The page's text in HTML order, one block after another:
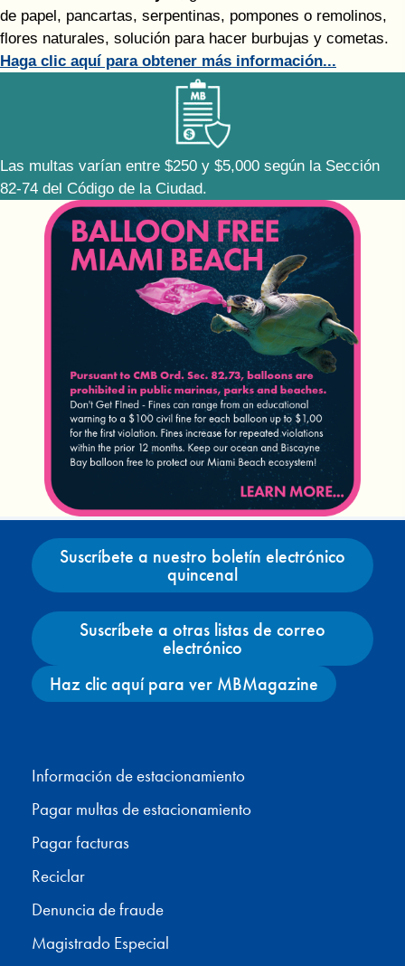
de papel, pancartas, serpentinas, pompones o remolinos,
flores naturales, solución para hacer burbujas y cometas.
Haga clic aquí para obtener más información...
Las multas varían entre $250 y $5,000 según la Sección
82-74 del Código de la Ciudad.
Suscríbete a nuestro boletín electrónico
quincenal
Suscríbete a otras listas de correo
electrónico
Haz clic aquí para ver MBMagazine
Información de estacionamiento
Pagar multas de estacionamiento
Pagar facturas
Reciclar
Denuncia de fraude
Magistrado Especial